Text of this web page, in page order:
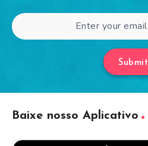
Submit
Baixe nosso Aplicativo